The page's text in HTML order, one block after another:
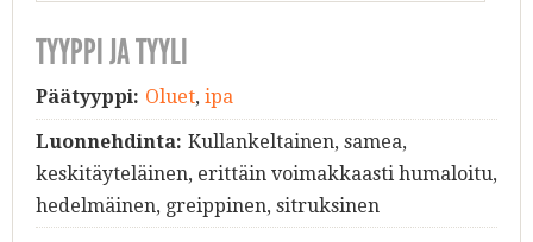
TYYPPI JA TYYLI
Päätyyppi: Oluet, ipa
Luonnehdinta: Kullankeltainen, samea,
keskitäyteläinen, erittäin voimakkaasti humaloitu,
hedelmäinen, greippinen, sitruksinen